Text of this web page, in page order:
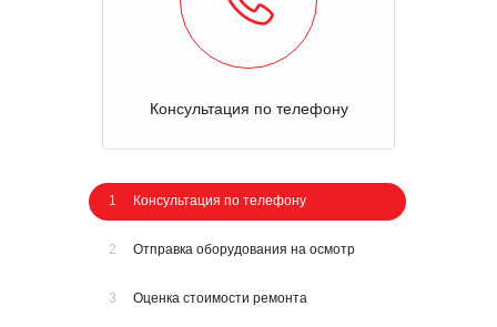
Консультация по телефону
1 Консультация по телефону
2 Отправка оборудования на осмотр
3 Оценка стоимости ремонта